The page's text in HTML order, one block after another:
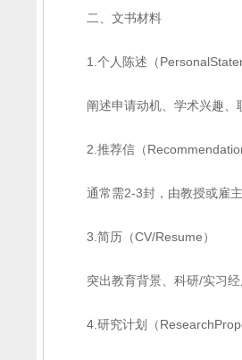
二、文书材料
1.个人陈述（
阐述申请动机、学术兴趣、
2.推荐信（
通常需2-3封，由教授或雇
3.简历（CV/Resume）
突出教育背景、科研/实习经
4.研究计划（